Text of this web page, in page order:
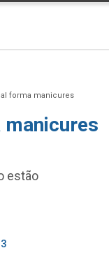
forma manicures
estão